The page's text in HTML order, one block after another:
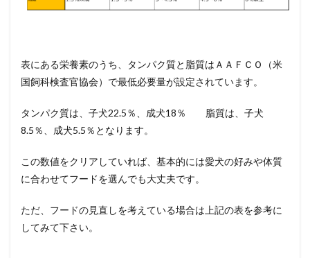
表にある栄養素のうち、タンパク質と脂質はＡＡＦＣＯ（米
国飼科検査官協会）で最低必要量が設定されています。
タンパク質は、子犬22.5％、成犬18％ 脂質は、子犬
8.5％、成犬5.5％となります。
この数値をクリアしていれば、基本的には愛犬の好みや体質
に合わせてフードを選んでも大丈夫です。
ただ、フードの見直しを考えている場合は上記の表を参考に
してみて下さい。